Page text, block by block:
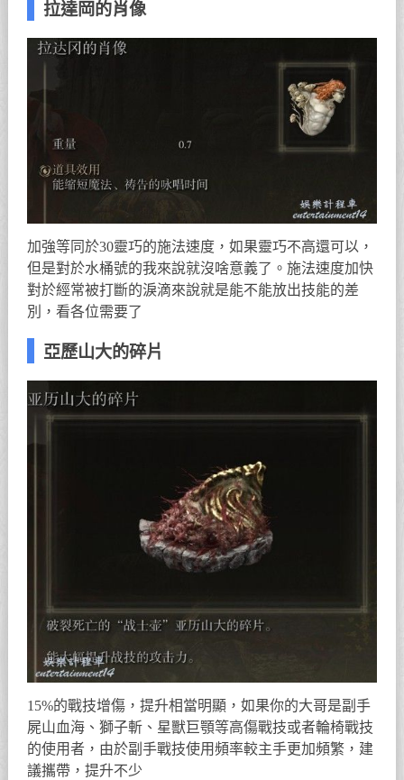
拉達岡的肖像
加強等同於30靈巧的施法速度，如果靈巧不高還可以，
但是對於水桶號的我來說就沒啥意義了。施法速度加快
對於經常被打斷的淚滴來說就是能不能放出技能的差
別，看各位需要了
亞歷山大的碎片
15%的戰技增傷，提升相當明顯，如果你的大哥是副手
屍山血海、獅子斬、星獸巨顎等高傷戰技或者輪椅戰技
的使用者，由於副手戰技使用頻率較主手更加頻繁，建
議攜帶，提升不少